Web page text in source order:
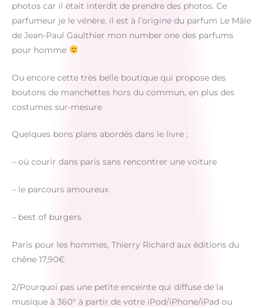
photos car il était interdit de prendre des photos. Ce
parfumeur je le vénère, il est à l’origine du parfum Le Mâle
de Jean-Paul Gaulthier mon number one des parfums
pour homme
Ou encore cette très belle boutique qui propose des
boutons de manchettes hors du commun, en plus des
costumes sur-mesure
Quelques bons plans abordés dans le livre :
– où courir dans paris sans rencontrer une voiture
– le parcours amoureux
– best of burgers
Paris pour les hommes, Thierry Richard aux éditions du
chêne 17,90€
2/Pourquoi pas une petite enceinte qui diffuse de la
musique à 360° à partir de votre iPod/iPhone/iPad ou